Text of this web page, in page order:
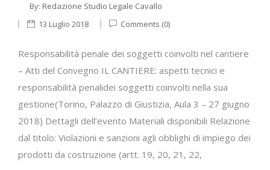
By: Redazione Studio Legale Cavallo
13 Luglio 2018
Comments (0)
Responsabilità penale dei soggetti coinvolti nel cantiere
– Atti del Convegno IL CANTIERE: aspetti tecnici e
responsabilità penalidei soggetti coinvolti nella sua
gestione(Torino, Palazzo di Giustizia, Aula 3 – 27 giugno
2018) Dettagli dell’evento Materiali disponibili Relazione
dal titolo: Violazioni e sanzioni agli obblighi di impiego dei
prodotti da costruzione (artt. 19, 20, 21, 22,